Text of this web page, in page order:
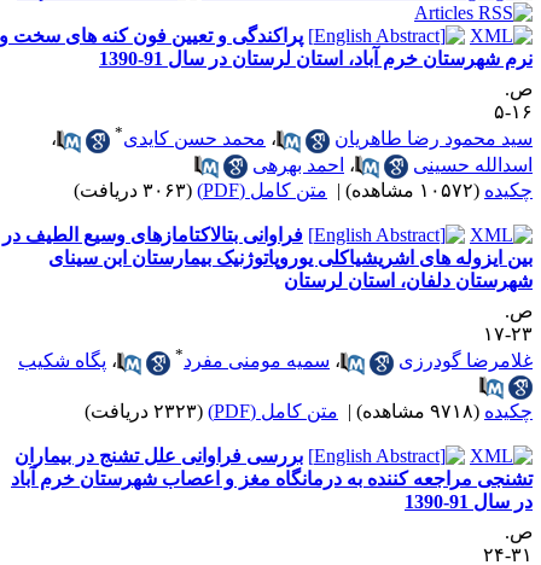
پراکندگی و تعیین فون کنه های سخت و
شهرستان خرم آباد، استان لرستان در سال‌ 91-1390
۵
محمود رضا طاهریان
،محمد حسن کایدی *
،
حسینی
،احمد بهرهی
(۱۰۵۷۲ مشاهده) | متن کامل (PDF) (۳۰۶۳ دریافت)
فراوانی بتالاکتامازهای وسیع الطیف در
ایزوله های اشریشیاکلی یوروپاتوژنیک بیمارستان ابن سینای
دلفان، استان لرستان
۱۷
گودرزی
،سمیه مومنی مفرد ،پگاه شکیب
(۹۷۱۸ مشاهده) | متن کامل (PDF) (۲۳۲۳ دریافت)
بررسی فراوانی علل تشنج در بیماران
مراجعه کننده به درمانگاه مغز و اعصاب شهرستان خرم آباد
سال 91-1390
۲۴